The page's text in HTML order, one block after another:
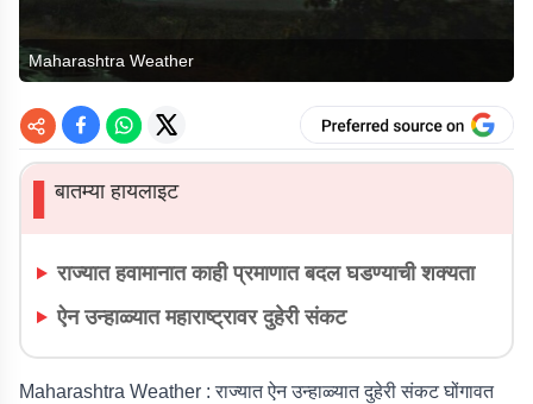
Maharashtra Weather
▌बातम्या हायलाइट
राज्यात हवामानात काही प्रमाणात बदल घडण्याची शक्यता
ऐन उन्हाळ्यात महाराष्ट्रावर दुहेरी संकट
Maharashtra Weather : राज्यात ऐन उन्हाळ्यात दुहेरी संकट घोंगावत